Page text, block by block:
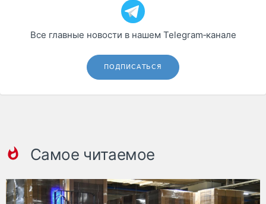
Автосервис,
запчасти, шины
автохимия
Все главные новости в нашем Telegram‑канале
ПОДПИСАТЬСЯ
Самое читаемое